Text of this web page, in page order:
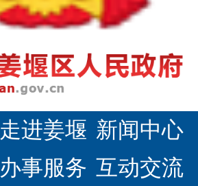
走进姜堰 新闻中心
办事服务 互动交流